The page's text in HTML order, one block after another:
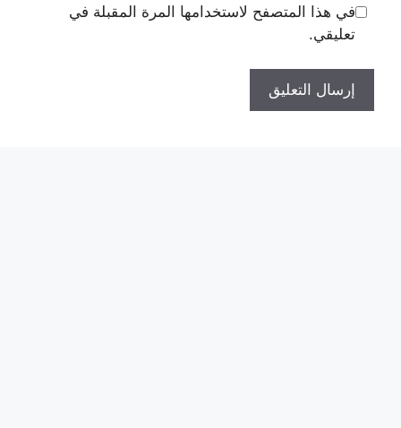
في هذا المتصفح لاستخدامها المرة المقبلة في
تعليقي.